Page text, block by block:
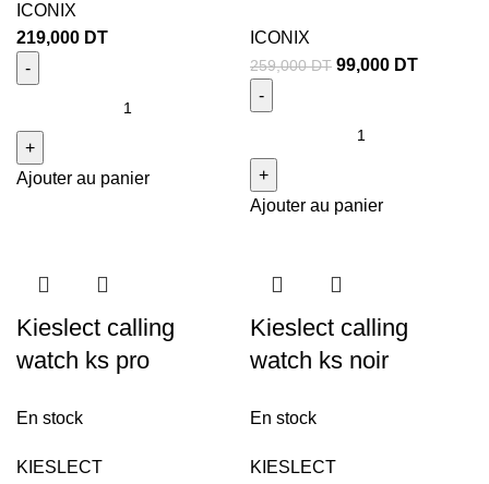
ICONIX
219,000 DT
Ajouter au panier
ICONIX
259,000DT 99,000 DT
Ajouter au panier
Kieslect calling
watch ks pro
En stock
KIESLECT
Kieslect calling
watch ks noir
En stock
KIESLECT